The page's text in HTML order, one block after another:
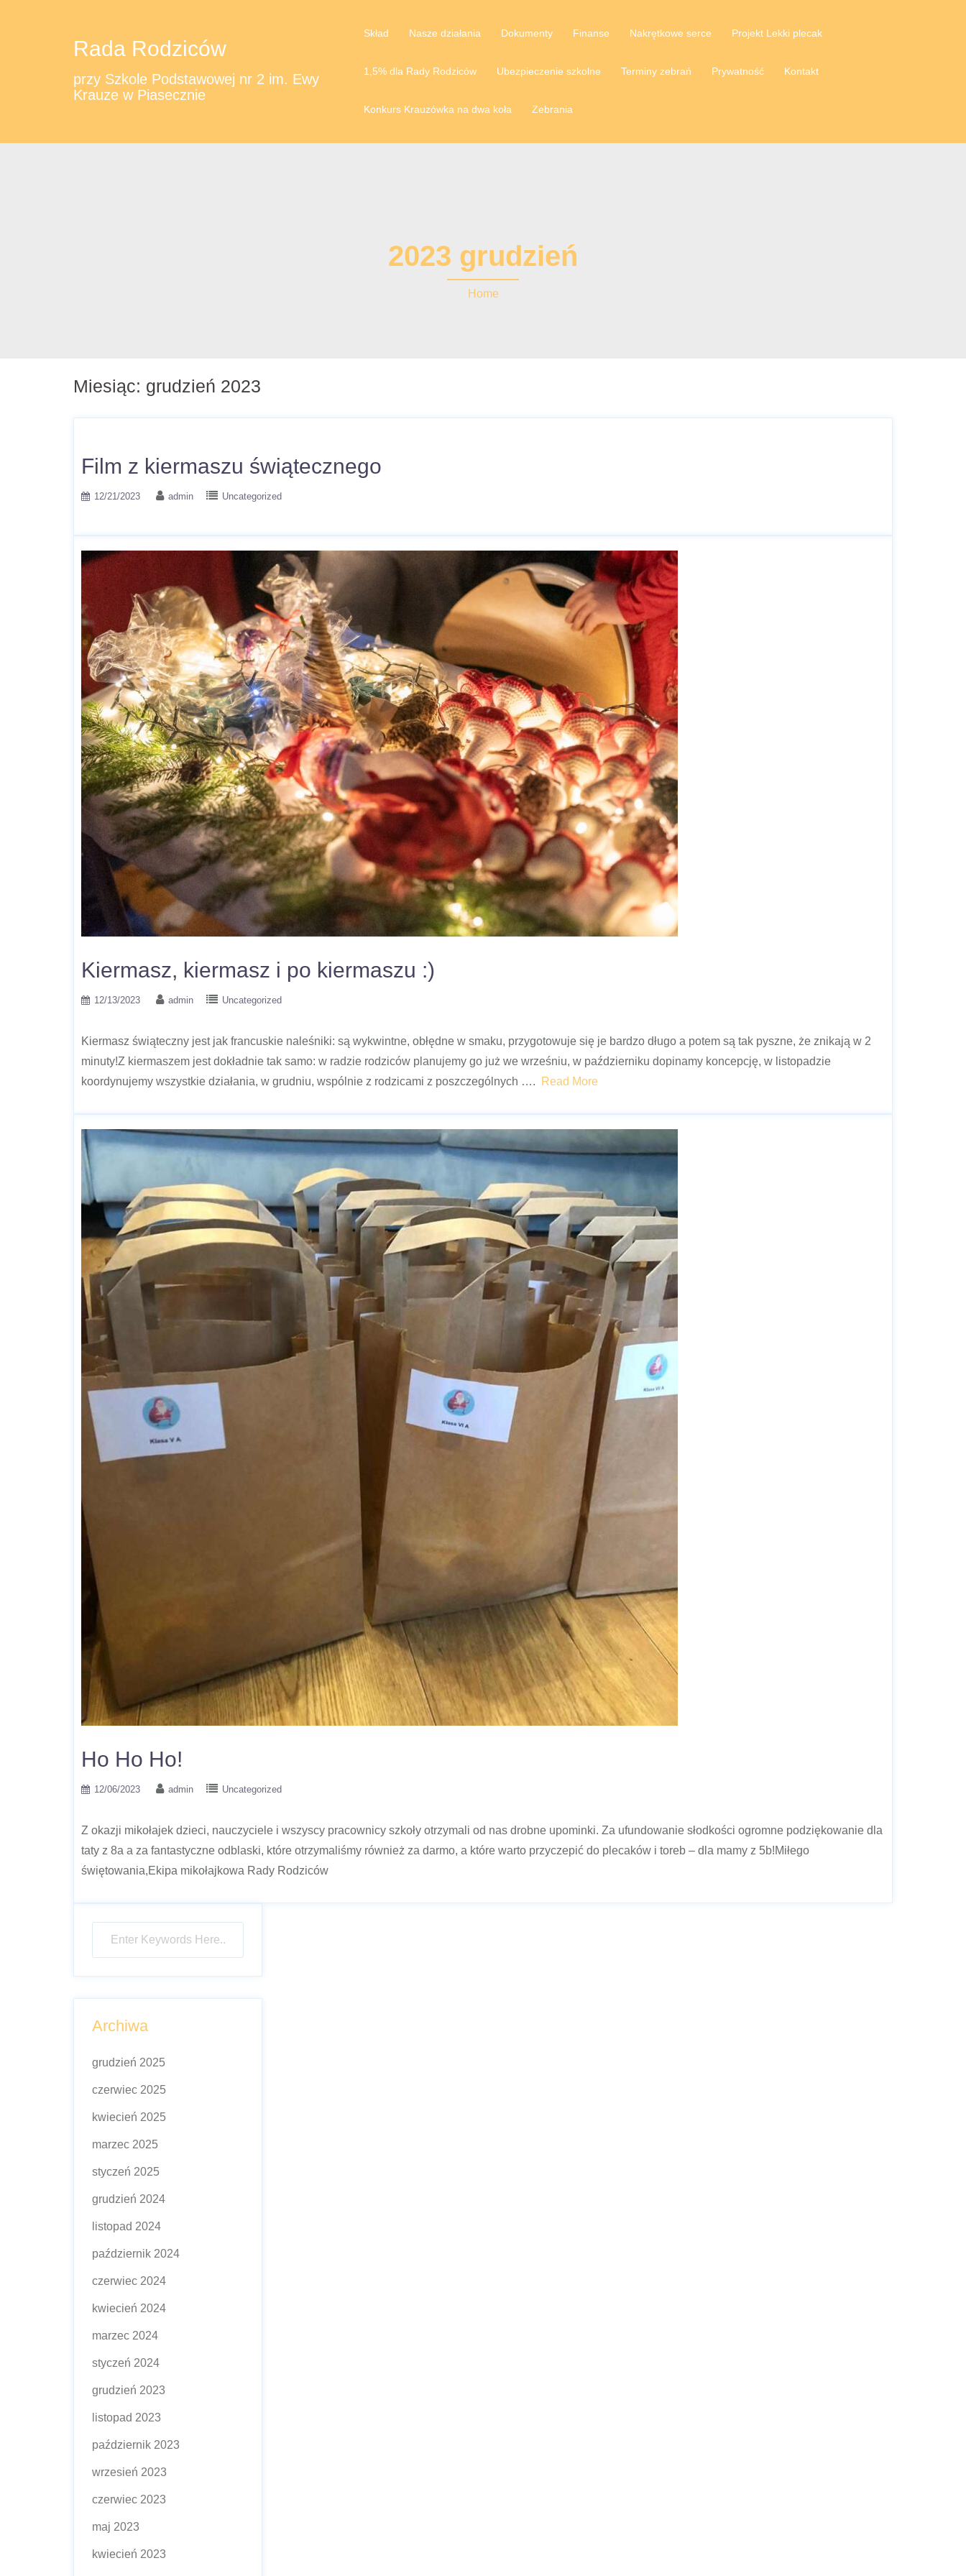
Rada Rodziców
przy Szkole Podstawowej nr 2 im. Ewy
Krauze w Piasecznie
Skład Nasze działania Dokumenty Finanse Nakrętkowe serce Projekt Lekki plecak
1,5% dla Rady Rodziców Ubezpieczenie szkolne Terminy zebrań Prywatność Kontakt
Konkurs Krauzówka na dwa koła Zebrania
2023 grudzień
Home
Miesiąc: grudzień 2023
Film z kiermaszu świątecznego
12/21/2023 admin Uncategorized
Kiermasz, kiermasz i po kiermaszu :)
12/13/2023 admin Uncategorized
Kiermasz świąteczny jest jak francuskie naleśniki: są wykwintne, obłędne w smaku, przygotowuje się je bardzo długo a potem są tak pyszne, że znikają w 2
minuty!Z kiermaszem jest dokładnie tak samo: w radzie rodziców planujemy go już we wrześniu, w październiku dopinamy koncepcję, w listopadzie
koordynujemy wszystkie działania, w grudniu, wspólnie z rodzicami z poszczególnych ….
Read More
Ho Ho Ho!
12/06/2023 admin Uncategorized
Z okazji mikołajek dzieci, nauczyciele i wszyscy pracownicy szkoły otrzymali od nas drobne upominki. Za ufundowanie słodkości ogromne podziękowanie dla
taty z 8a a za fantastyczne odblaski, które otrzymaliśmy również za darmo, a które warto przyczepić do plecaków i toreb – dla mamy z 5b!Miłego
świętowania,Ekipa mikołajkowa Rady Rodziców
Archiwa
grudzień 2025
czerwiec 2025
kwiecień 2025
marzec 2025
styczeń 2025
grudzień 2024
listopad 2024
październik 2024
czerwiec 2024
kwiecień 2024
marzec 2024
styczeń 2024
grudzień 2023
listopad 2023
październik 2023
wrzesień 2023
czerwiec 2023
maj 2023
kwiecień 2023